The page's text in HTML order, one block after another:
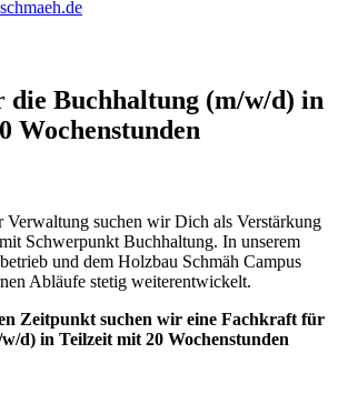
Buchhaltung (m/w/d) in
Wochenstunden
Verwaltung suchen wir Dich als Verstärkung
Schwerpunkt Buchhaltung. In unserem
und dem Holzbau Schmäh Campus
Abläufe stetig weiterentwickelt.
Zeitpunkt suchen wir eine Fachkraft für
d) in Teilzeit mit 20 Wochenstunden